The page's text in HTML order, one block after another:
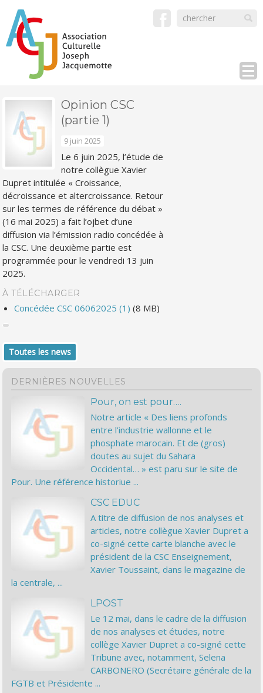
Opinion CSC
(partie 1)
9 juin 2025
Le 6 juin 2025, l’étude de
notre collègue Xavier
Dupret intitulée « Croissance,
décroissance et altercroissance. Retour
sur les termes de référence du débat »
(16 mai 2025) a fait l’ojbet d’une
diffusion via l’émission radio concédée à
la CSC. Une deuxième partie est
programmée pour le vendredi 13 juin
2025.
À TÉLÉCHARGER
Concédée CSC 06062025 (1) (8 MB)
Toutes les news
DERNIÈRES NOUVELLES
Pour, on est pour….
Notre article « Des liens profonds
entre l’industrie wallonne et le
phosphate marocain. Et de (gros)
doutes au sujet du Sahara
Occidental… » est paru sur le site de
Pour. Une référence historiue ...
CSC EDUC
A titre de diffusion de nos analyses et
articles, notre collègue Xavier Dupret a
co-signé cette carte blanche avec le
président de la CSC Enseignement,
Xavier Toussaint, dans le magazine de
la centrale, ...
LPOST
Le 12 mai, dans le cadre de la diffusion
de nos analyses et études, notre
collège Xavier Dupret a co-signé cette
Tribune avec, notamment, Selena
CARBONERO (Secrétaire générale de la
FGTB et Présidente ...